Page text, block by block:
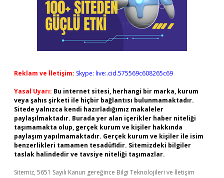
Reklam ve İletişim: Skype: live:.cid.575569c608265c69
Yasal Uyarı: Bu internet sitesi, herhangi bir marka, kurum
veya şahıs şirketi ile hiçbir bağlantısı bulunmamaktadır.
Sitede yalnızca kendi hazırladığımız makaleler
paylaşılmaktadır. Burada yer alan içerikler haber niteliği
taşımamakta olup, gerçek kurum ve kişiler hakkında
paylaşım yapılmamaktadır. Gerçek kurum ve kişiler ile isim
benzerlikleri tamamen tesadüfidir. Sitemizdeki bilgiler
taslak halindedir ve tavsiye niteliği taşımazlar.
Sitemiz, 5651 Sayılı Kanun gereğince Bilgi Teknolojileri ve İletişim